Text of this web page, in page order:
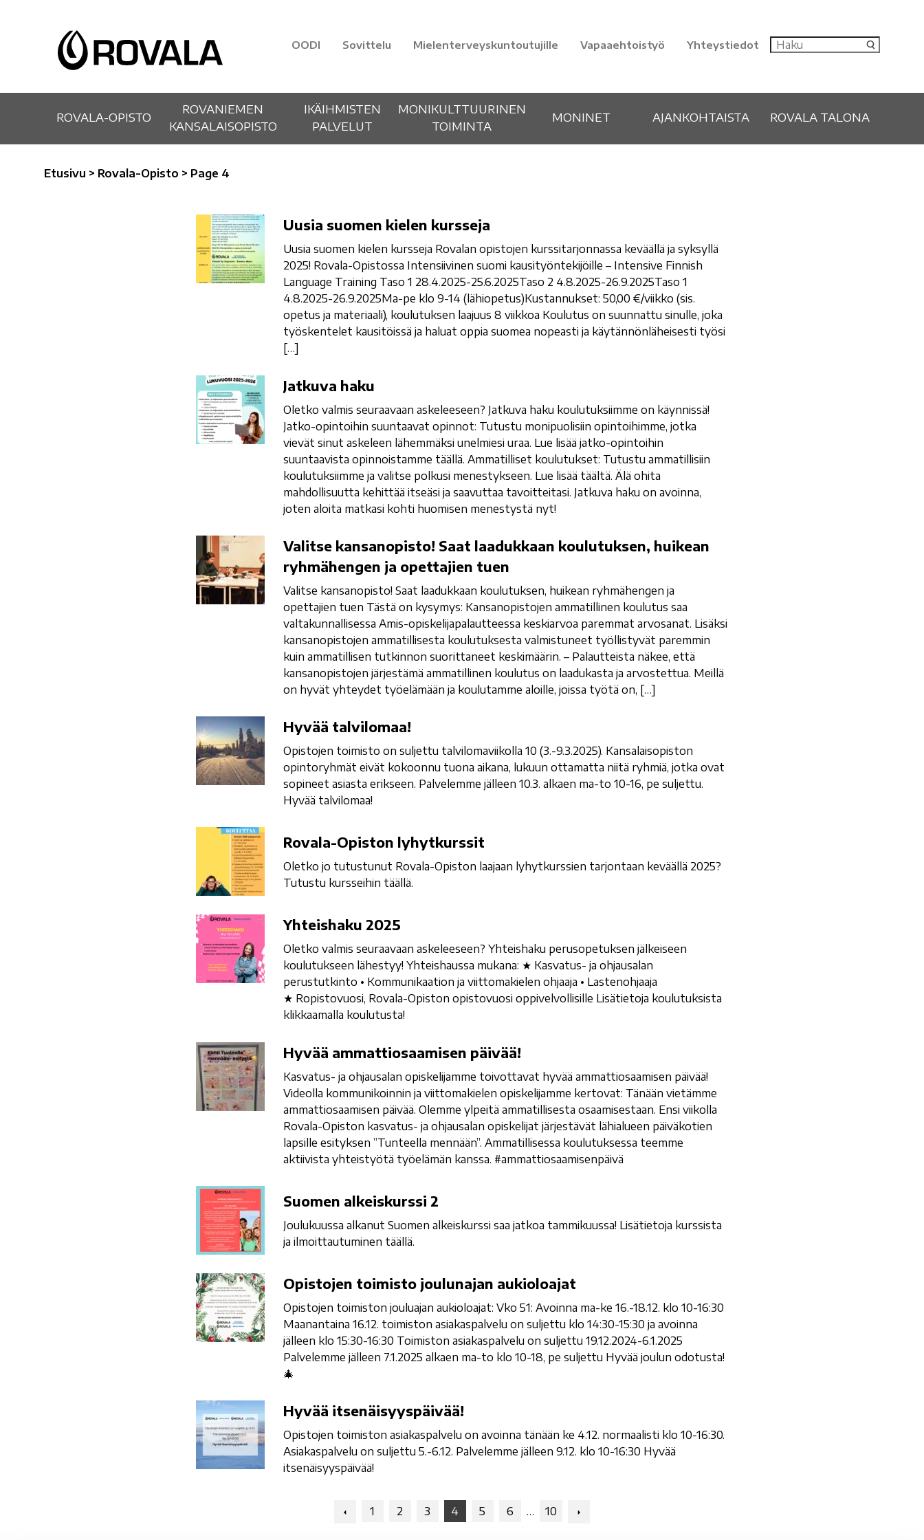
OODI Sovittelu Mielenterveyskuntoutujille Vapaaehtoistyö Yhteystiedot
ROVALA-OPISTO
ROVANIEMEN
KANSALAISOPISTO
IKÄIHMISTEN
PALVELUT
MONIKULTTUURINEN
TOIMINTA
MONINET AJANKOHTAISTA ROVALA TALONA
Etusivu > Rovala-Opisto > Page 4
Uusia
suomen
kielen
kursseja
Uusia suomen kielen kursseja
Uusia suomen kielen kursseja Rovalan opistojen kurssitarjonnassa keväällä ja syksyllä
2025! Rovala-Opistossa Intensiivinen suomi kausityöntekijöille – Intensive Finnish
Language Training Taso 1 28.4.2025-25.6.2025Taso 2 4.8.2025-26.9.2025Taso 1
4.8.2025-26.9.2025Ma-pe klo 9-14 (lähiopetus)Kustannukset: 50,00 €/viikko (sis.
opetus ja materiaali), koulutuksen laajuus 8 viikkoa Koulutus on suunnattu sinulle, joka
työskentelet kausitöissä ja haluat oppia suomea nopeasti ja käytännönläheisesti työsi
[…]
Jatkuva
haku
Jatkuva haku
Oletko valmis seuraavaan askeleeseen? Jatkuva haku koulutuksiimme on käynnissä!
Jatko-opintoihin suuntaavat opinnot: Tutustu monipuolisiin opintoihimme, jotka
vievät sinut askeleen lähemmäksi unelmiesi uraa. Lue lisää jatko-opintoihin
suuntaavista opinnoistamme täällä. Ammatilliset koulutukset: Tutustu ammatillisiin
koulutuksiimme ja valitse polkusi menestykseen. Lue lisää täältä. Älä ohita
mahdollisuutta kehittää itseäsi ja saavuttaa tavoitteitasi. Jatkuva haku on avoinna,
joten aloita matkasi kohti huomisen menestystä nyt!
Valitse
kansanopisto!
Saat
laadukkaan
koulutuksen,
Valitse kansanopisto! Saat laadukkaan koulutuksen, huikean
ryhmähengen ja opettajien tuen
Valitse kansanopisto! Saat laadukkaan koulutuksen, huikean ryhmähengen ja
opettajien tuen Tästä on kysymys: Kansanopistojen ammatillinen koulutus saa
valtakunnallisessa Amis-opiskelijapalautteessa keskiarvoa paremmat arvosanat. Lisäksi
kansanopistojen ammatillisesta koulutuksesta valmistuneet työllistyvät paremmin
kuin ammatillisen tutkinnon suorittaneet keskimäärin. – Palautteista näkee, että
kansanopistojen järjestämä ammatillinen koulutus on laadukasta ja arvostettua. Meillä
on hyvät yhteydet työelämään ja koulutamme aloille, joissa työtä on, […]
Hyvää
talvilomaa!
Hyvää talvilomaa!
Opistojen toimisto on suljettu talvilomaviikolla 10 (3.-9.3.2025). Kansalaisopiston
opintoryhmät eivät kokoonnu tuona aikana, lukuun ottamatta niitä ryhmiä, jotka ovat
sopineet asiasta erikseen. Palvelemme jälleen 10.3. alkaen ma-to 10-16, pe suljettu.
Hyvää talvilomaa!
Rovala-
Opiston
lyhytkurssit
Rovala-Opiston lyhytkurssit
Oletko jo tutustunut Rovala-Opiston laajaan lyhytkurssien tarjontaan keväällä 2025?
Tutustu kursseihin täällä.
Yhteishaku
2025
Yhteishaku 2025
Oletko valmis seuraavaan askeleeseen? Yhteishaku perusopetuksen jälkeiseen
koulutukseen lähestyy! Yhteishaussa mukana: ★ Kasvatus- ja ohjausalan
perustutkinto • Kommunikaation ja viittomakielen ohjaaja • Lastenohjaaja
★ Ropistovuosi, Rovala-Opiston opistovuosi oppivelvollisille Lisätietoja koulutuksista
klikkaamalla koulutusta!
Hyvää
ammattiosaamisen
päivää!
Hyvää ammattiosaamisen päivää!
Kasvatus- ja ohjausalan opiskelijamme toivottavat hyvää ammattiosaamisen päivää!
Videolla kommunikoinnin ja viittomakielen opiskelijamme kertovat: Tänään vietämme
ammattiosaamisen päivää. Olemme ylpeitä ammatillisesta osaamisestaan. Ensi viikolla
Rovala-Opiston kasvatus- ja ohjausalan opiskelijat järjestävät lähialueen päiväkotien
lapsille esityksen ”Tunteella mennään”. Ammatillisessa koulutuksessa teemme
aktiivista yhteistyötä työelämän kanssa. #ammattiosaamisenpäivä
Suomen
alkeiskurssi
Suomen alkeiskurssi 2
Joulukuussa alkanut Suomen alkeiskurssi saa jatkoa tammikuussa! Lisätietoja kurssista
ja ilmoittautuminen täällä.
Opistojen
toimisto
joulunajan
aukioloajat
Opistojen toimisto joulunajan aukioloajat
Opistojen toimiston jouluajan aukioloajat: Vko 51: Avoinna ma-ke 16.-18.12. klo 10-16:30
Maanantaina 16.12. toimiston asiakaspalvelu on suljettu klo 14:30-15:30 ja avoinna
jälleen klo 15:30-16:30 Toimiston asiakaspalvelu on suljettu 19.12.2024-6.1.2025
Palvelemme jälleen 7.1.2025 alkaen ma-to klo 10-18, pe suljettu Hyvää joulun odotusta!
🎄
Hyvää
itsenäisyyspäivää!
Hyvää itsenäisyyspäivää!
Opistojen toimiston asiakaspalvelu on avoinna tänään ke 4.12. normaalisti klo 10-16:30.
Asiakaspalvelu on suljettu 5.-6.12. Palvelemme jälleen 9.12. klo 10-16:30 Hyvää
itsenäisyyspäivää!
Navigation:
1 2 3 4 5 6 … 10